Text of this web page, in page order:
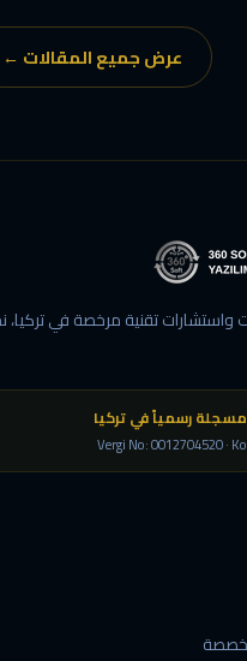
عرض جميع المقالات ←
واستشارات تقنية مرخصة في تركيا،
رسمياً في تركيا
Vergi No: 0012704520 ·